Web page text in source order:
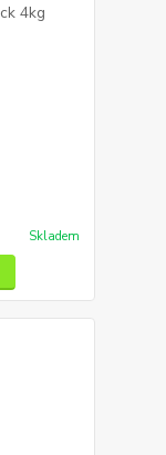
Skladem